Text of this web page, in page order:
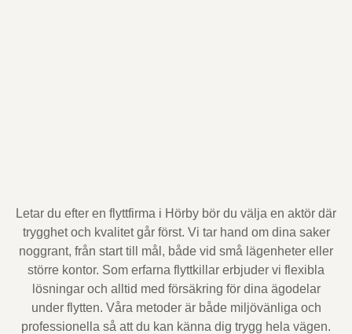
Letar du efter en flyttfirma i Hörby bör du välja en aktör där
trygghet och kvalitet går först. Vi tar hand om dina saker
noggrant, från start till mål, både vid små lägenheter eller
större kontor. Som erfarna flyttkillar erbjuder vi flexibla
lösningar och alltid med försäkring för dina ägodelar
under flytten. Våra metoder är både miljövänliga och
professionella så att du kan känna dig trygg hela vägen.